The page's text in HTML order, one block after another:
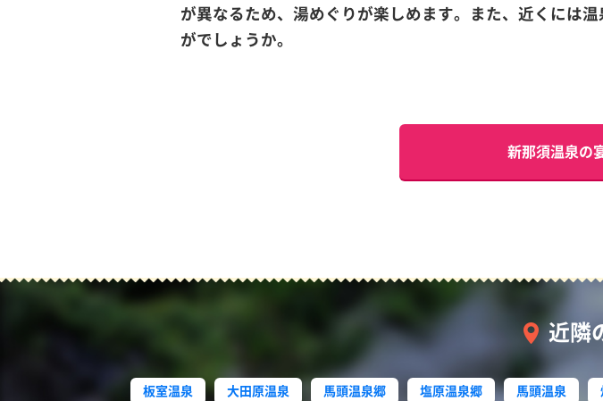
が異なるため、湯めぐりが楽しめます。また、近くには
がでしょうか。
新那須温泉の
近隣
板室温泉 大田原温泉 馬頭温泉郷 塩原温泉郷 馬頭温泉